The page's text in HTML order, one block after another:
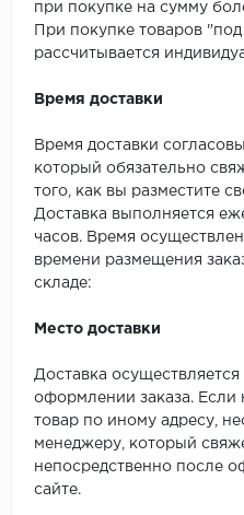
при покупке на сумму
При покупке товаров
рассчитывается
Время доставки
Время доставки
который обязательно
того, как вы разместите
Доставка выполняется
часов. Время
времени размещения
складе:
Место доставки
Доставка
оформлении заказа. Если
товар по иному адресу,
менеджеру, который
непосредственно после
сайте.